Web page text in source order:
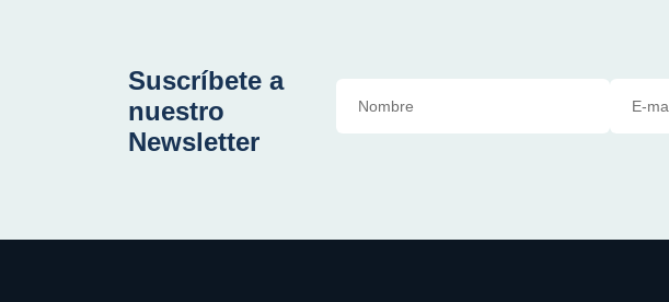
Suscríbete a
nuestro
Newsletter